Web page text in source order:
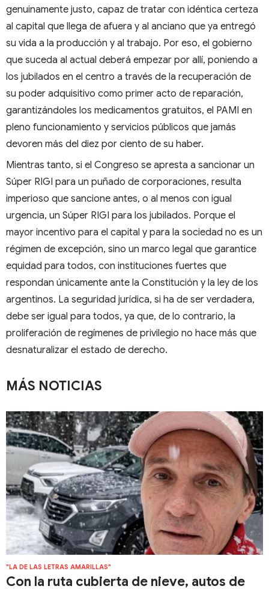
genuinamente justo, capaz de tratar con idéntica certeza
al capital que llega de afuera y al anciano que ya entregó
su vida a la producción y al trabajo. Por eso, el gobierno
que suceda al actual deberá empezar por allí, poniendo a
los jubilados en el centro a través de la recuperación de
su poder adquisitivo como primer acto de reparación,
garantizándoles los medicamentos gratuitos, el PAMI en
pleno funcionamiento y servicios públicos que jamás
devoren más del diez por ciento de su haber.
Mientras tanto, si el Congreso se apresta a sancionar un
Súper RIGI para un puñado de corporaciones, resulta
imperioso que sancione antes, o al menos con igual
urgencia, un Súper RIGI para los jubilados. Porque el
mayor incentivo para el capital y para la sociedad no es un
régimen de excepción, sino un marco legal que garantice
equidad para todos, con instituciones fuertes que
respondan únicamente ante la Constitución y la ley de los
argentinos. La seguridad jurídica, si ha de ser verdadera,
debe ser igual para todos, ya que, de lo contrario, la
proliferación de regímenes de privilegio no hace más que
desnaturalizar el estado de derecho.
MÁS NOTICIAS
"LA DE LAS LETRAS AMARILLAS"
Con la ruta cubierta de nieve, autos de